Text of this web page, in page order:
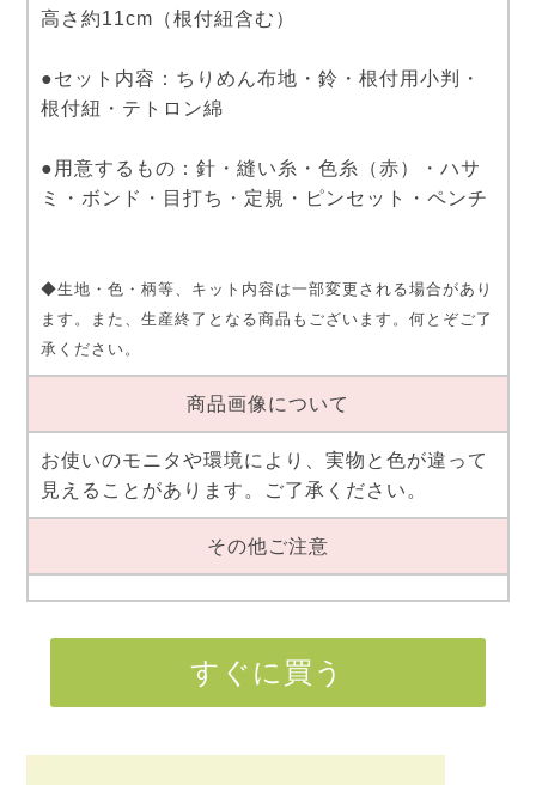
高さ約11cm（根付紐含む）
●セット内容：ちりめん布地・鈴・根付用小判・
根付紐・テトロン綿
●用意するもの：針・縫い糸・色糸（赤）・ハサ
ミ・ボンド・目打ち・定規・ピンセット・ペンチ
◆生地・色・柄等、キット内容は一部変更される場合があり
ます。また、生産終了となる商品もございます。何とぞご了
承ください。
商品画像について
お使いのモニタや環境により、実物と色が違って
見えることがあります。ご了承ください。
その他ご注意
すぐに買う